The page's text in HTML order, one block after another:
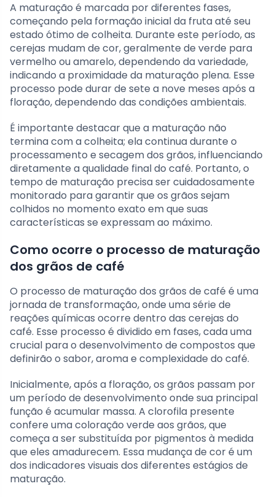
A maturação é marcada por diferentes fases,
começando pela formação inicial da fruta até seu
estado ótimo de colheita. Durante este período, as
cerejas mudam de cor, geralmente de verde para
vermelho ou amarelo, dependendo da variedade,
indicando a proximidade da maturação plena. Esse
processo pode durar de sete a nove meses após a
floração, dependendo das condições ambientais.
É importante destacar que a maturação não
termina com a colheita; ela continua durante o
processamento e secagem dos grãos, influenciando
diretamente a qualidade final do café. Portanto, o
tempo de maturação precisa ser cuidadosamente
monitorado para garantir que os grãos sejam
colhidos no momento exato em que suas
características se expressam ao máximo.
Como ocorre o processo de maturação
dos grãos de café
O processo de maturação dos grãos de café é uma
jornada de transformação, onde uma série de
reações químicas ocorre dentro das cerejas do
café. Esse processo é dividido em fases, cada uma
crucial para o desenvolvimento de compostos que
definirão o sabor, aroma e complexidade do café.
Inicialmente, após a floração, os grãos passam por
um período de desenvolvimento onde sua principal
função é acumular massa. A clorofila presente
confere uma coloração verde aos grãos, que
começa a ser substituída por pigmentos à medida
que eles amadurecem. Essa mudança de cor é um
dos indicadores visuais dos diferentes estágios de
maturação.